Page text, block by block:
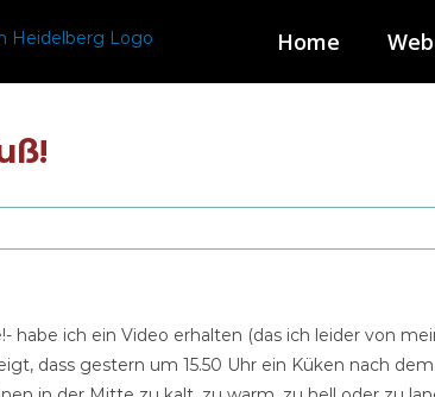
Home
habe ich ein Video erhalten (das ich leider von
dass gestern um 15.50 Uhr ein Küken nach